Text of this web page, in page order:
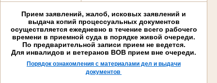
Прием заявлений, жалоб, исковых заявлений и
выдача копий процессуальных документов
осуществляется ежедневно в течение всего рабочего
времени в приемной суда в порядке живой очереди.
По предварительной записи прием не ведется.
Для инвалидов и ветеранов ВОВ прием вне очереди.
Порядок ознакомления с материалами дел и выдачи
документов